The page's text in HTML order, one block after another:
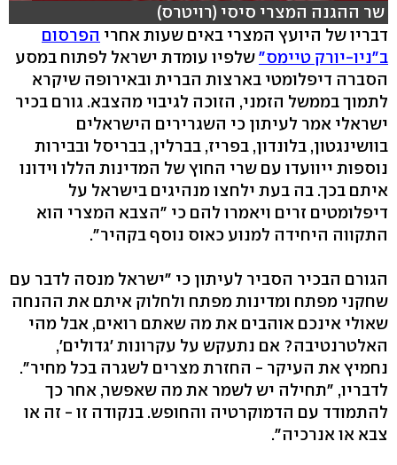
שר ההגנה המצרי סיסי (רויטרס)
דבריו של היועץ המצרי באים שעות אחרי הפרסום
ב"ניו-יורק טיימס"שלפיו עומדת ישראל לפתוח במסע
הסברה דיפלומטי בארצות הברית ובאירופה שיקרא
לתמוך בממשל הזמני, הזוכה לגיבוי מהצבא. גורם בכיר
ישראלי אמר לעיתון כי השגרירים הישראלים
בוושינגטון, בלונדון, בפריז, בברלין, בבריסל ובבירות
נוספות ייוועדו עם שרי החוץ של המדינות הללו וידונו
איתם בכך. בה בעת ילחצו מנהיגים בישראל על
דיפלומטים זרים ויאמרו להם כי "הצבא המצרי הוא
התקווה היחידה למנוע כאוס נוסף בקהיר".
הגורם הבכיר הסביר לעיתון כי "ישראל מנסה לדבר עם
שחקני מפתח ומדינות מפתח ולחלוק איתם את ההנחה
שאולי אינכם אוהבים את מה שאתם רואים, אבל מהי
האלטרנטיבה? אם נתעקש על עקרונות 'גדולים',
נחמיץ את העיקר - החזרת מצרים לשגרה בכל מחיר".
לדבריו, "תחילה יש לשמר את מה שאפשר, אחר כך
להתמודד עם הדמוקרטיה והחופש. בנקודה זו - זה או
צבא או אנרכיה".